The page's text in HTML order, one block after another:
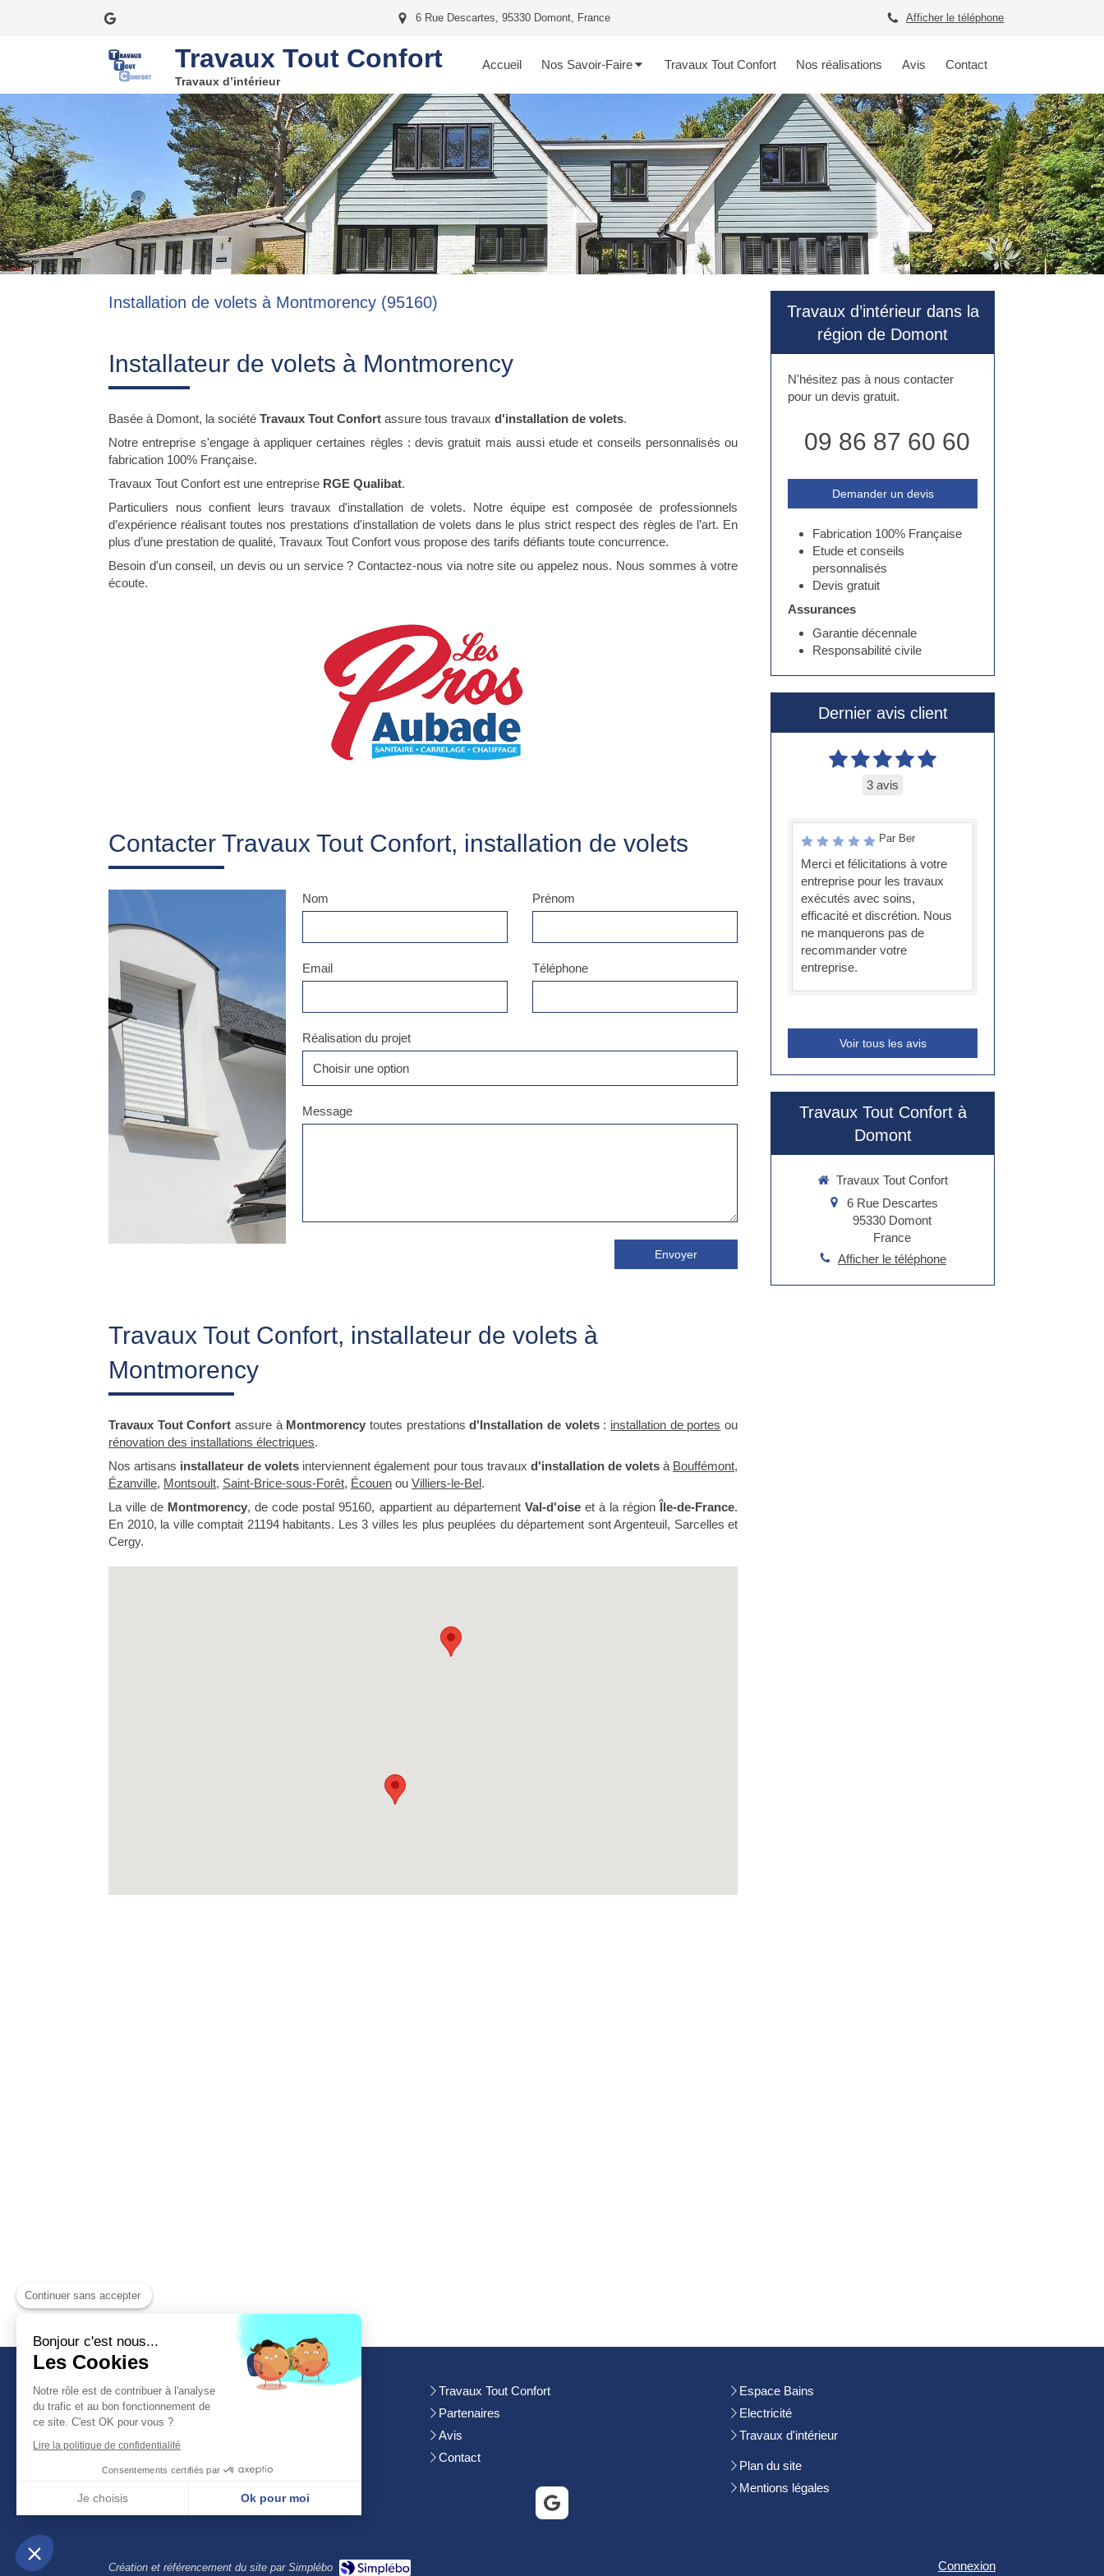
6 Rue Descartes, 95330 Domont, France Afficher le téléphone
Accueil Nos Savoir-Faire Travaux Tout Confort Nos réalisations Avis Contact
Travaux Tout Confort
Travaux d’intérieur
Installation de volets à Montmorency (95160)
Installateur de volets à Montmorency
Basée à Domont, la société Travaux Tout Confort assure tous travaux d'installation de volets.
Notre entreprise s'engage à appliquer certaines règles : devis gratuit mais aussi etude et conseils personnalisés ou
fabrication 100% Française.
Travaux Tout Confort est une entreprise RGE Qualibat.
Particuliers nous confient leurs travaux d'installation de volets. Notre équipe est composée de professionnels
d’expérience réalisant toutes nos prestations d'installation de volets dans le plus strict respect des règles de l’art. En
plus d’une prestation de qualité, Travaux Tout Confort vous propose des tarifs défiants toute concurrence.
Besoin d'un conseil, un devis ou un service ? Contactez-nous via notre site ou appelez nous. Nous sommes à votre
écoute.
Contacter Travaux Tout Confort, installation de volets
Nom Prénom
Email Téléphone
Réalisation du projet
Choisir une option
Message
Envoyer
Travaux Tout Confort, installateur de volets à
Montmorency
Travaux Tout Confort assure à Montmorency toutes prestations d'Installation de volets: installation de portes ou
rénovation des installations électriques.
Nos artisans installateur de volets interviennent également pour tous travaux d'installation de voletsà Bouffémont,
Ézanville, Montsoult, Saint-Brice-sous-Forêt, Écouen ou Villiers-le-Bel.
La ville de Montmorency, de code postal 95160, appartient au département Val-d'oiseet à la région Île-de-France.
En 2010, la ville comptait 21194 habitants. Les 3 villes les plus peuplées du département sont Argenteuil, Sarcelles et
Cergy.
Travaux d’intérieur dans la
région de Domont
N'hésitez pas à nous contacter
pour un devis gratuit.
09 86 87 60 60
Demander un devis
Fabrication 100% Française
Etude et conseils
personnalisés
Devis gratuit
Assurances
Garantie décennale
Responsabilité civile
Dernier avis client
3 avis
Par Ber
Merci et félicitations à votre
entreprise pour les travaux
exécutés avec soins,
efficacité et discrétion. Nous
ne manquerons pas de
recommander votre
entreprise.
Voir tous les avis
Travaux Tout Confort à
Domont
Travaux Tout Confort
6 Rue Descartes
95330 Domont
France
Afficher le téléphone
Travaux Tout Confort
Travaux d’intérieur
France
Afficher le téléphone
Travaux Tout Confort
Partenaires
Avis
Contact
Espace Bains
Electricité
Travaux d'intérieur
Plan du site
Mentions légales
Création et référencement du site par Simplébo Connexion
Continuer sans accepter
Bonjour c'est nous...
Les Cookies
Notre rôle est de contribuer à l'analyse
du trafic et au bon fonctionnement de
ce site. C'est OK pour vous ?
Lire la politique de confidentialité
Consentements certifiés par
Je choisis Ok pour moi
Notre plateforme vous permet d'adapter et de gérer vos paramètres de confidentialité, en garantissant la conformité avec les réglementations. Personnalisez vos préférences pour contrôler la manière dont vos informations sont manipulées.